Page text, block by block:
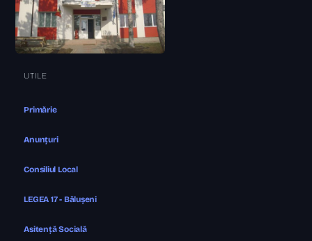
UTILE
Primărie
Anunțuri
Consiliul Local
LEGEA 17 - Bălușeni
Asitență Socială